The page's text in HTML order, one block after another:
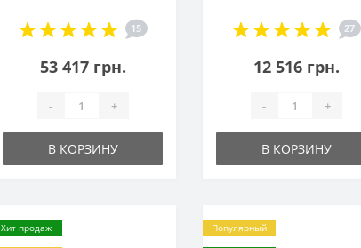
15
53 417 грн.
- +
В КОРЗИНУ
27
12 516 грн.
- +
В КОРЗИНУ
Хит продаж Популярный